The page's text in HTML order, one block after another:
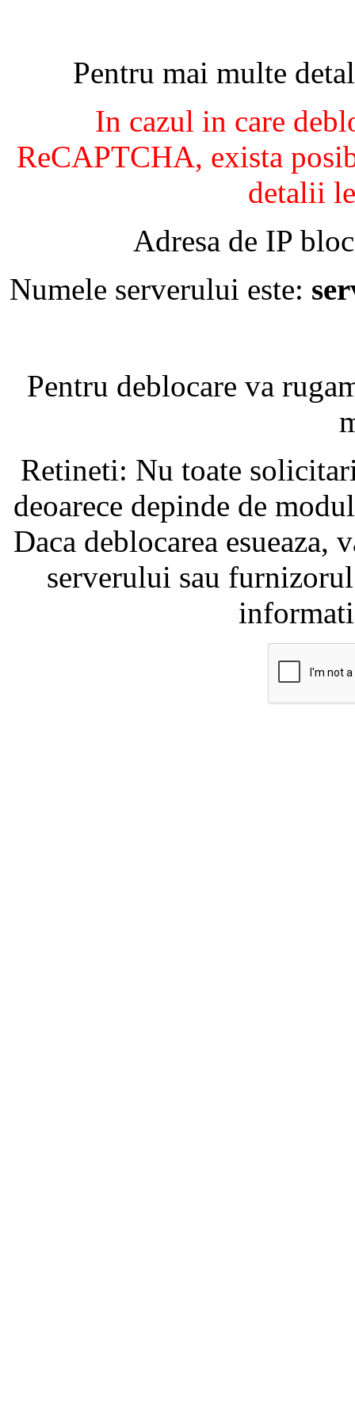
Pentru mai multe
In cazul in care
ReCAPTCHA, exista
detalii
Adresa de IP
Numele serverului este:
Pentru deblocare va
Retineti: Nu toate
deoarece depinde de
Daca deblocarea
serverului sau